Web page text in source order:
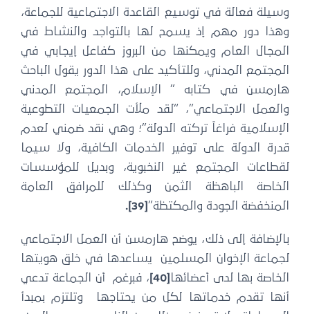
وسيلة فعالة في توسيع القاعدة الاجتماعية للجماعة،
وهذا دور مهم إذ يسمح لها بالتواجد والنشاط في
المجال العام ويمكنها من البروز كفاعل إيجابي في
المجتمع المدني، وللتأكيد على هذا الدور يقول الباحث
هارمسن في كتابه ” الإسلام، المجتمع المدني
والعمل الاجتماعي”، “لقد ملأت الجمعيات التطوعية
الإسلامية فراغاً تركته الدولة”؛ وهي نقد ضمني لعدم
قدرة الدولة على توفير الخدمات الكافية، ولا سيما
لقطاعات المجتمع غير النخبوية، وبديل للمؤسسات
الخاصة الباهظة الثمن وكذلك للمرافق العامة
المنخفضة الجودة والمكتظة”[39]
.
بالإضافة إلى ذلك، يوضح هارمسن أن العمل الاجتماعي
لجماعة الإخوان المسلمين يساعدها في خلق هويتها
الخاصة بها لدى أعضائها [40]
، فبرغم أن الجماعة تدعي
أنها تقدم خدماتها لكل من يحتاجها وتلتزم بمبدأ